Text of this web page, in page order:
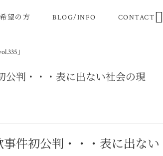
望の方 BLOG/INFO CONTACT
」
判・・・表に出ない社会の現
件初公判・・・表に出ない